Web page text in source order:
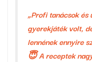
„Profi tanácsok és
gyerekjáték volt,
lennének ennyire
😇 A receptek